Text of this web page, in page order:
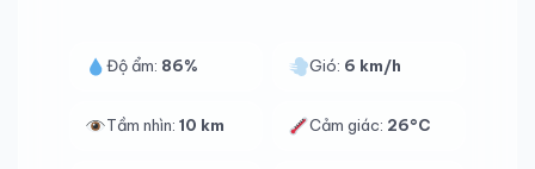
Độ ẩm: 86% Gió: 6 km/h
Tầm nhìn: 10 km Cảm giác: 26°C